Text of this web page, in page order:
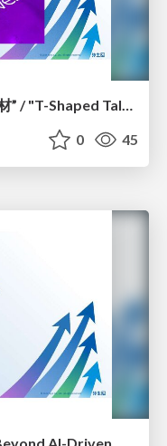
Werner Vogelsが語った”T型人材” / "T-Shaped Talent" as Discussed by Werner Vogels
0 45